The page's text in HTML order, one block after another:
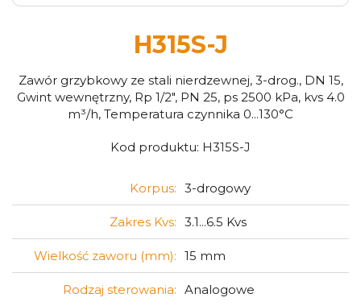
H315S-J
Zawór grzybkowy ze stali nierdzewnej, 3-drog., DN 15,
Gwint wewnętrzny, Rp 1/2", PN 25, ps 2500 kPa, kvs 4.0
m³/h, Temperatura czynnika 0...130°C
Kod produktu: H315S-J
Korpus: 3-drogowy
Zakres Kvs: 3.1...6.5 Kvs
Wielkość zaworu (mm): 15 mm
Rodzaj sterowania: Analogowe